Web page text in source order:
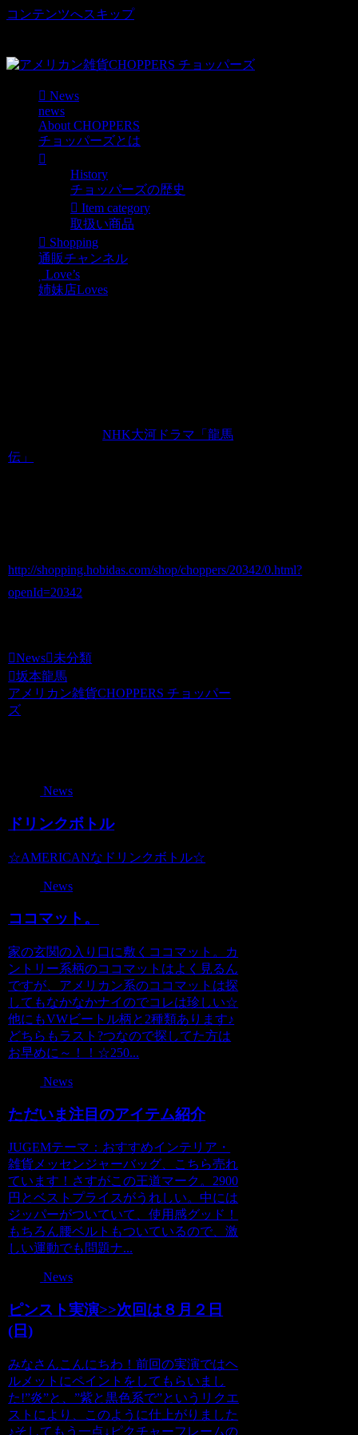
コンテンツへスキップ
News
news
About CHOPPERS
チョッパーズとは
History
チョッパーズの歴史
Item category
取扱い商品
Shopping
通販チャンネル
Love’s
姉妹店Loves
JUGEMテーマ：NHK大河ドラマ「龍馬
伝」
http://shopping.hobidas.com/shop/choppers/20342/0.html?
openId=20342
News 未分類
坂本龍馬
アメリカン雑貨CHOPPERS チョッパー
ズ
News
ドリンクボトル
☆AMERICANなドリンクボトル☆
News
ココマット。
家の玄関の入り口に敷くココマット。カ
ントリー系柄のココマットはよく見るん
ですが、アメリカン系のココマットは探
してもなかなかナイのでコレは珍しい☆
他にもVWビートル柄と2種類あります♪
どちらもラスト?つなので探してた方は
お早めに～！！☆250...
News
ただいま注目のアイテム紹介
JUGEMテーマ：おすすめインテリア・
雑貨メッセンジャーバッグ、こちら売れ
ています！さすがこの王道マーク。2900
円とベストプライスがうれしい。中には
ジッパーがついていて、使用感グッド！
もちろん腰ベルトもついているので、激
しい運動でも問題ナ...
News
ピンスト実演>>次回は８月２日
(日)
みなさんこんにちわ！前回の実演ではヘ
ルメットにペイントをしてもらいまし
た!”炎”と、”紫と黒色系で”というリクエ
ストにより、このように仕上がりました
♪そしてもう一点↓ピクチャーフレームの